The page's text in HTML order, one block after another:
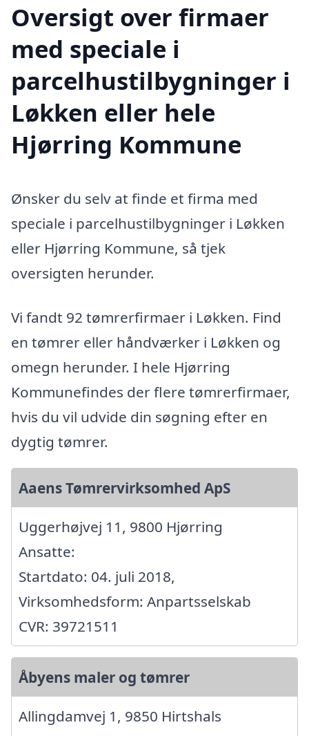
Oversigt over firmaer
med speciale i
parcelhustilbygninger i
Løkken eller hele
Hjørring Kommune
Ønsker du selv at finde et firma med
speciale i parcelhustilbygninger i Løkken
eller Hjørring Kommune, så tjek
oversigten herunder.
Vi fandt 92 tømrerfirmaer i Løkken. Find
en tømrer eller håndværker i Løkken og
omegn herunder. I hele Hjørring
Kommunefindes der flere tømrerfirmaer,
hvis du vil udvide din søgning efter en
dygtig tømrer.
Aaens Tømrervirksomhed ApS
Uggerhøjvej 11, 9800 Hjørring
Ansatte:
Startdato: 04. juli 2018,
Virksomhedsform: Anpartsselskab
CVR: 39721511
Åbyens maler og tømrer
Allingdamvej 1, 9850 Hirtshals